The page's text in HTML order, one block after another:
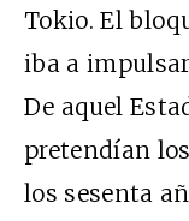
Tokio. El
iba a
De aquel
pretendían
los sesenta